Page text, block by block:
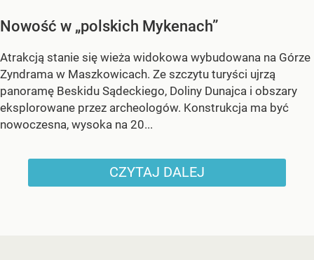
Nowość w „polskich Mykenach”
Atrakcją stanie się wieża widokowa wybudowana na Górze
Zyndrama w Maszkowicach. Ze szczytu turyści ujrzą
panoramę Beskidu Sądeckiego, Doliny Dunajca i obszary
eksplorowane przez archeologów. Konstrukcja ma być
nowoczesna, wysoka na 20...
CZYTAJ DALEJ